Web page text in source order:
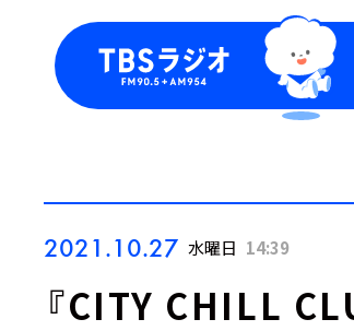
2021.10.27 水曜日 14:39
『CITY CHILL